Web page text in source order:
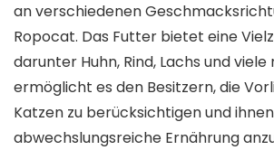
an verschiedenen
Ropocat. Das Futter bietet eine
darunter Huhn, Rind, Lachs und viele
ermöglicht es den Besitzern, die
Katzen zu berücksichtigen und
abwechslungsreiche Ernährung